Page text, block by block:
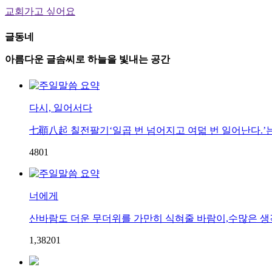
교회가고 싶어요
글동네
아름다운 글솜씨로 하늘을 빛내는 공간
다시, 일어서다
七顚八起 칠전팔기‘일곱 번 넘어지고 여덟 번 일어난다.’
4801
너에게
산바람도 더운 무더위를 가만히 식혀줄 바람이,수많은
1,38201